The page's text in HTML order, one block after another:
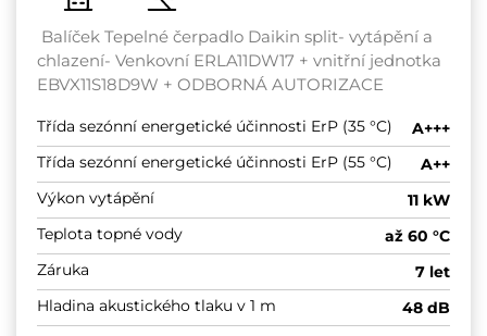
Balíček Tepelné čerpadlo Daikin split- vytápění a
chlazení- Venkovní ERLA11DW17 + vnitřní jednotka
EBVX11S18D9W + ODBORNÁ AUTORIZACE
Třída sezónní energetické účinnosti ErP (35 °C)
A+++
Třída sezónní energetické účinnosti ErP (55 °C)
A++
Výkon vytápění
11 kW
Teplota topné vody
až 60 °C
Záruka
7 let
Hladina akustického tlaku v 1 m
48 dB